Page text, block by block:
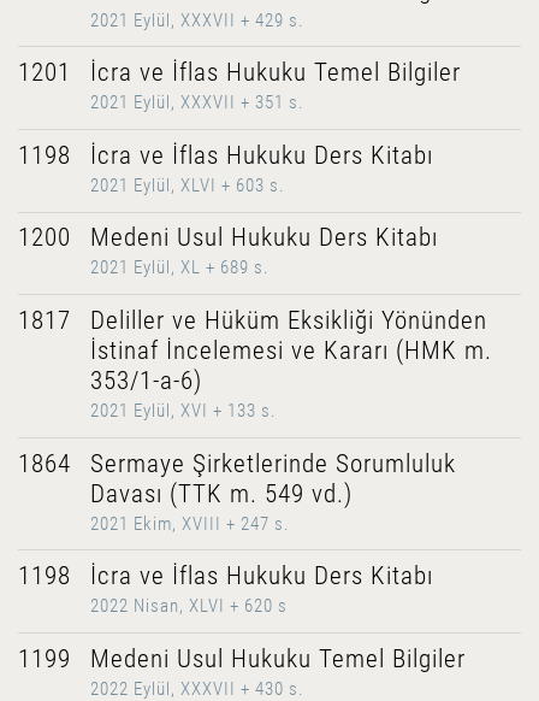
2021 Eylül, XXXVII + 429 s.
1201 İcra ve İflas Hukuku Temel Bilgiler
2021 Eylül, XXXVII + 351 s.
1198 İcra ve İflas Hukuku Ders Kitabı
2021 Eylül, XLVI + 603 s.
1200 Medeni Usul Hukuku Ders Kitabı
2021 Eylül, XL + 689 s.
1817
Deliller ve Hüküm Eksikliği Yönünden
İstinaf İncelemesi ve Kararı (HMK m.
353/1-a-6)
2021 Eylül, XVI + 133 s.
1864
Sermaye Şirketlerinde Sorumluluk
Davası (TTK m. 549 vd.)
2021 Ekim, XVIII + 247 s.
1198 İcra ve İflas Hukuku Ders Kitabı
2022 Nisan, XLVI + 620 s
1199 Medeni Usul Hukuku Temel Bilgiler
2022 Eylül, XXXVII + 430 s.